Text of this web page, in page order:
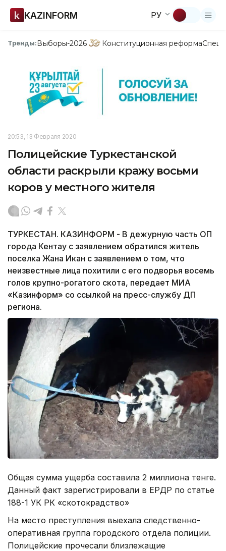
KAZINFORM РУ
Тренды:Выборы-2026 Конституционная реформа
20:53, 13 Февраля 2020
Полицейские Туркестанской
области раскрыли кражу восьми
коров у местного жителя
ТУРКЕСТАН. КАЗИНФОРМ - В дежурную часть ОП
города Кентау с заявлением обратился житель
поселка Жана Икан с заявлением о том, что
неизвестные лица похитили с его подворья восемь
голов крупно-рогатого скота, передает МИА
«Казинформ» со ссылкой на пресс-службу ДП
региона.
Общая сумма ущерба составила 2 миллиона тенге.
Данный факт зарегистрировали в ЕРДР по статье
188-1 УК РК «скотокрадство»
На место преступления выехала следственно-
оперативная группа городского отдела полиции.
Полицейские прочесали близлежащие